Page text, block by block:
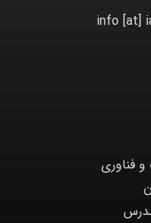
و فناوری